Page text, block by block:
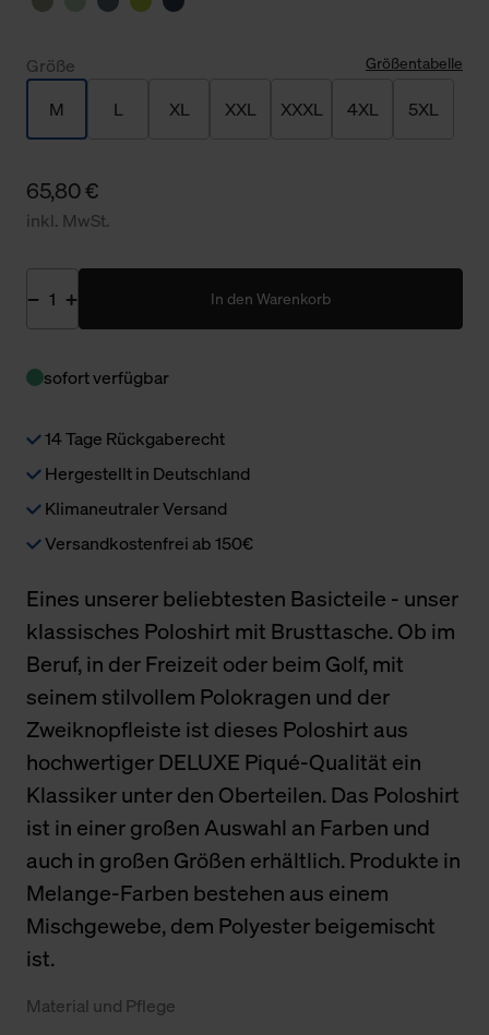
Größe Größentabelle
M L XL XXL XXXL 4XL 5XL
65,80 €
inkl. MwSt.
In den Warenkorb
sofort verfügbar
14 Tage Rückgaberecht
Hergestellt in Deutschland
Klimaneutraler Versand
Versandkostenfrei ab 150€
Eines unserer beliebtesten Basicteile - unser
klassisches Poloshirt mit Brusttasche. Ob im
Beruf, in der Freizeit oder beim Golf, mit
seinem stilvollem Polokragen und der
Zweiknopfleiste ist dieses Poloshirt aus
hochwertiger DELUXE Piqué-Qualität ein
Klassiker unter den Oberteilen. Das Poloshirt
ist in einer großen Auswahl an Farben und
auch in großen Größen erhältlich. Produkte in
Melange-Farben bestehen aus einem
Mischgewebe, dem Polyester beigemischt
ist.
Material und Pflege